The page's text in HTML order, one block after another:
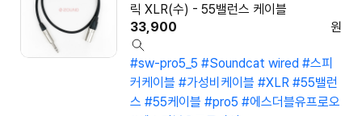
릭 XLR(수) - 55밸런스 케이블
33,900
원
#sw-pro5_5 #Soundcat wired #스피
커케이블 #가성비케이블 #XLR #55밸런
스 #55케이블 #pro5 #에스더블유프로오